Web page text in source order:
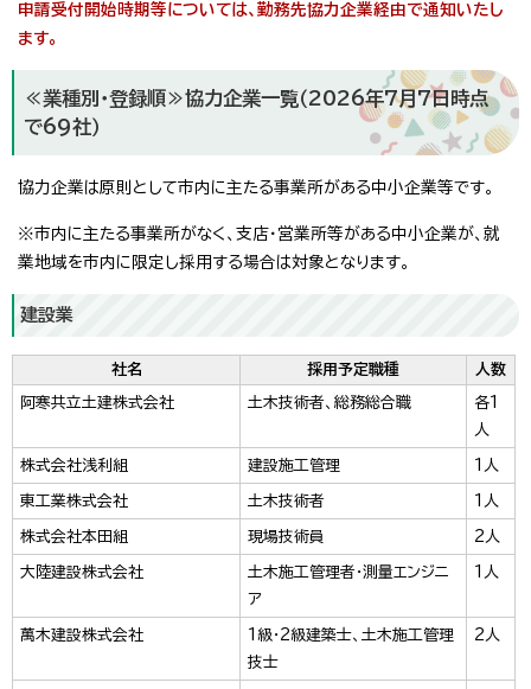
申請受付開始時期等については、勤務先協力企業経由で通知いたし
ます。
≪業種別・登録順≫協力企業一覧（2026年7月7日時点
で69社）
協力企業は原則として市内に主たる事業所がある中小企業等です。
※市内に主たる事業所がなく、支店・営業所等がある中小企業が、就
業地域を市内に限定し採用する場合は対象となります。
建設業
社名 採用予定職種 人数
阿寒共立土建株式会社 土木技術者、総務総合職
各1
人
株式会社浅利組 建設施工管理 1人
東工業株式会社 土木技術者 1人
株式会社本田組 現場技術員 2人
大陸建設株式会社
土木施工管理者・測量エンジニ
ア
1人
萬木建設株式会社
1級・2級建築士、土木施工管理
技士
2人